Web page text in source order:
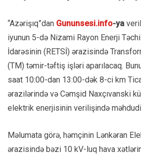
“Azərişıq”dan Gununsesi.info-ya
iyunun 5-də Nizami Rayon Enerji
İdarəsinin (RETSİ) ərazisində
(TM) təmir-təftiş işləri aparılacaq.
saat 10:00-dan 13:00-dək 8-ci km
ərazilərində və Cəmşid Naxçıvanski
elektrik enerjisinin verilişində
Məlumata görə, həmçinin Lənkəran
ərazisində bəzi 10 kV-luq hava